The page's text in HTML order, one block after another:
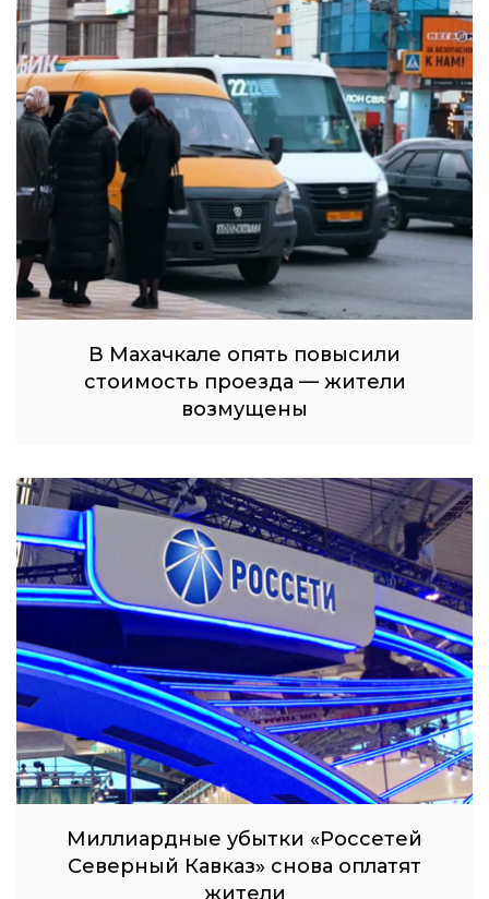
В Махачкале опять повысили
стоимость проезда — жители
возмущены
Миллиардные убытки «Россетей
Северный Кавказ» снова оплатят
жители